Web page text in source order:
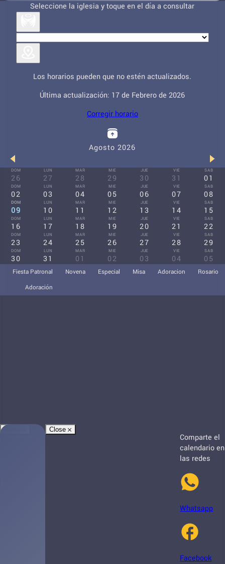
Seleccione la iglesia y toque en el día a consultar
Los horarios pueden que no estén actualizados.
Última actualización: 17 de Febrero de 2026
Corregir horario
Agosto 2026
DOM
26
LUN
27
MAR
28
MIE
29
JUE
30
VIE
31
SAB
01
DOM
02
LUN
03
MAR
04
MIE
05
JUE
06
VIE
07
SAB
08
DOM
09
LUN
10
MAR
11
MIE
12
JUE
13
VIE
14
SAB
15
DOM
16
LUN
17
MAR
18
MIE
19
JUE
20
VIE
21
SAB
22
DOM
23
LUN
24
MAR
25
MIE
26
JUE
27
VIE
28
SAB
29
DOM
30
LUN
31
MAR
01
MIE
02
JUE
03
VIE
04
SAB
05
Fiesta Patronal Novena Especial Misa Adoracion
Rosario
Adoración
Close
Comparte el
calendario en
las redes
Whatsapp
Facebook